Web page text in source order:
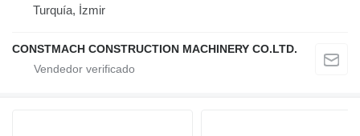
Turquía, İzmir
CONSTMACH CONSTRUCTION MACHINERY CO.LTD.